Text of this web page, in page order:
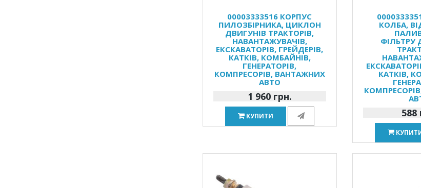
00003333516 КОРПУС
ПИЛОЗБІРНИКА, ЦИКЛОН
ДВИГУНІВ ТРАКТОРІВ,
НАВАНТАЖУВАЧІВ,
ЕКСКАВАТОРІВ, ГРЕЙДЕРІВ,
КАТКІВ, КОМБАЙНІВ,
ГЕНЕРАТОРІВ,
КОМПРЕСОРІВ, ВАНТАЖНИХ
АВТО
1 960 грн.
КУПИТИ
КОЛБА,
ФІЛЬТРУ
КАТКІВ,
588